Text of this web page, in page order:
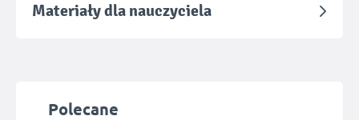
Materiały dla nauczyciela
Pomiń galerię produktów
Polecane